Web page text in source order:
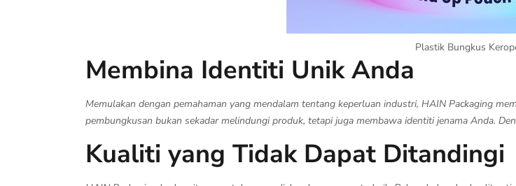
Plastik Bungkus
Membina Identiti Unik Anda
Memulakan dengan pemahaman yang mendalam tentang keperluan industri, HAIN Packaging
pembungkusan bukan sekadar melindungi produk, tetapi juga membawa identiti jenama Anda.
Kualiti yang Tidak Dapat Ditandingi